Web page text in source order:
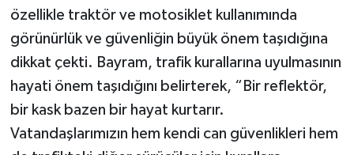
özellikle traktör ve motosiklet kullanımında
görünürlük ve güvenliğin büyük önem taşıdığına
dikkat çekti. Bayram, trafik kurallarına uyulmasının
hayati önem taşıdığını belirterek, “Bir reflektör,
bir kask bazen bir hayat kurtarır.
Vatandaşlarımızın hem kendi can güvenlikleri hem